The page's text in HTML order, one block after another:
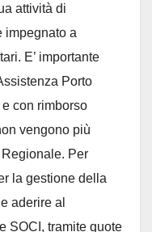
attività di
impegnato a
E’ importante
Porto
con rimborso
vengono più
Per
la gestione della
aderire al
SOCI, tramite quote